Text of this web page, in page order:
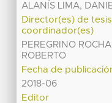
ALANÍS LIMA,
Director(es) de
coordinador(es)
PEREGRINO
ROBERTO
Fecha de
2018-06
Editor